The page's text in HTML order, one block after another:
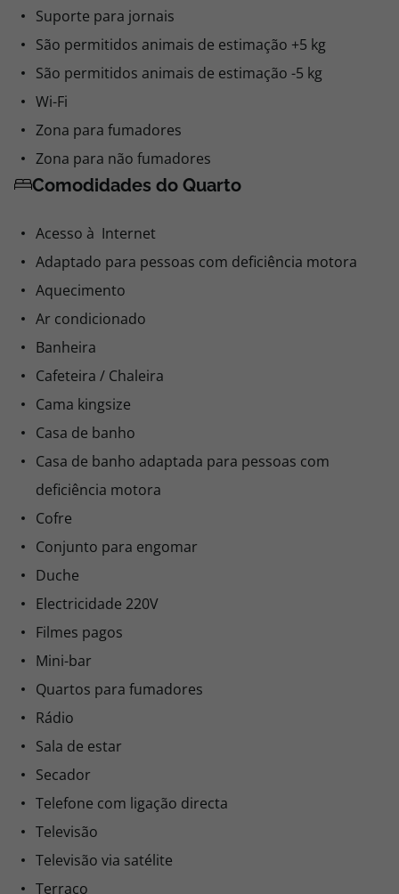
Suporte para jornais
São permitidos animais de estimação +5 kg
São permitidos animais de estimação -5 kg
Wi-Fi
Zona para fumadores
Zona para não fumadores
Comodidades do Quarto
Acesso à Internet
Adaptado para pessoas com deficiência motora
Aquecimento
Ar condicionado
Banheira
Cafeteira / Chaleira
Cama kingsize
Casa de banho
Casa de banho adaptada para pessoas com
deficiência motora
Cofre
Conjunto para engomar
Duche
Electricidade 220V
Filmes pagos
Mini-bar
Quartos para fumadores
Rádio
Sala de estar
Secador
Telefone com ligação directa
Televisão
Televisão via satélite
Terraço